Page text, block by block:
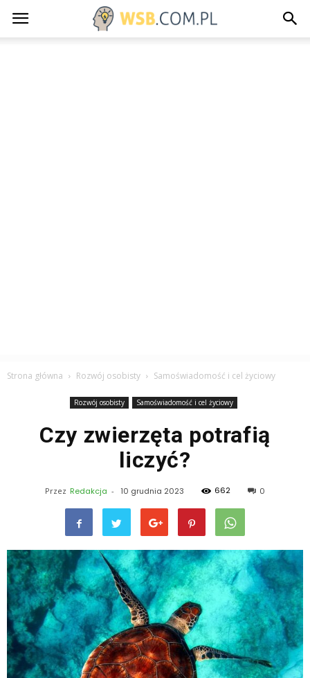
Strona główna Rozwój osobisty Samoświadomość i cel życiowy
Rozwój osobisty Samoświadomość i cel życiowy
Czy zwierzęta potrafią
liczyć?
Przez Redakcja - 10 grudnia 2023 662 0